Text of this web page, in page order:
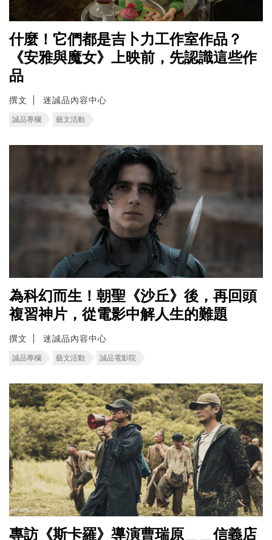
什麼！它們都是吉卜力工作室作品？
《安雅與魔女》上映前，先認識這些作
品
撰文 迷誠品內容中心
誠品專欄 藝文活動
為科幻而生！朝聖《沙丘》後，再回頭
複習神片，從電影中解人生的難題
撰文 迷誠品內容中心
誠品專欄 藝文活動 誠品電影院
專訪《斯卡羅》導演曹瑞原＿＿信義店